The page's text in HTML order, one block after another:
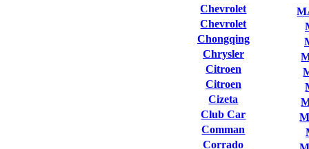
Chevrolet
Chevrolet
Chongqing
Chrysler
Citroen
Citroen
Cizeta
Club Сar
Comman
Corrado